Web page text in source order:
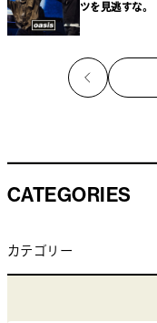
ツを見逃すな。
CATEGORIES
カテゴリー